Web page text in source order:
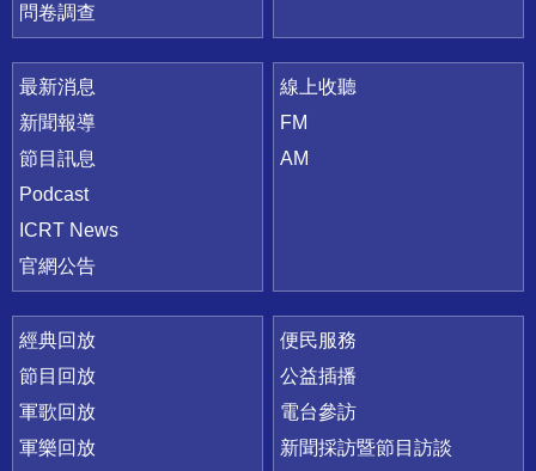
問卷調查
最新消息
新聞報導
節目訊息
Podcast
ICRT News
官網公告
線上收聽
FM
AM
經典回放
節目回放
軍歌回放
軍樂回放
便民服務
公益插播
電台參訪
新聞採訪暨節目訪談